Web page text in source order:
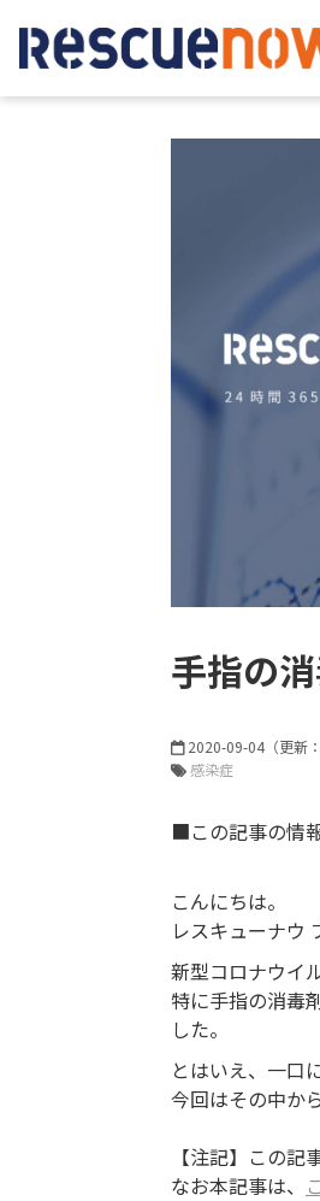
手指の
2020-09-04 （更新：
感染症
■この記事の情
こんにちは。
レスキューナウ
新型コロナウイ
特に手指の消毒
した。
とはいえ、一口
今回はその中か
【注記】この
なお本記事は、